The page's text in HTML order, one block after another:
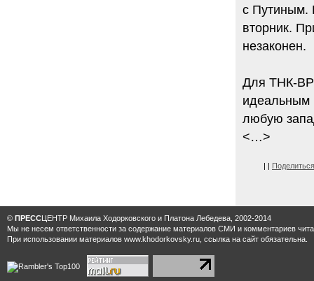
с Путиным.
вторник.
незаконен.
Для ТНК-BP
идеальным
любую
<…>
| | Поделиться
© ПРЕССЦЕНТР Михаила Ходорковского и Платона Лебедева, 2002-2014
Мы не несем ответственности за содержание материалов CМИ и комментариев
При использовании материалов www.khodorkovsky.ru, ссылка на сайт обязательна.